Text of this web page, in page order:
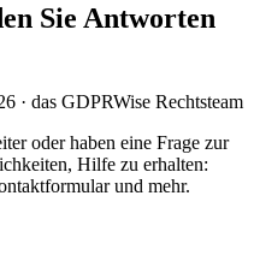
Sie Antworten
· das GDPRWise Rechtsteam
oder haben eine Frage zur
Hilfe zu erhalten:
und mehr.